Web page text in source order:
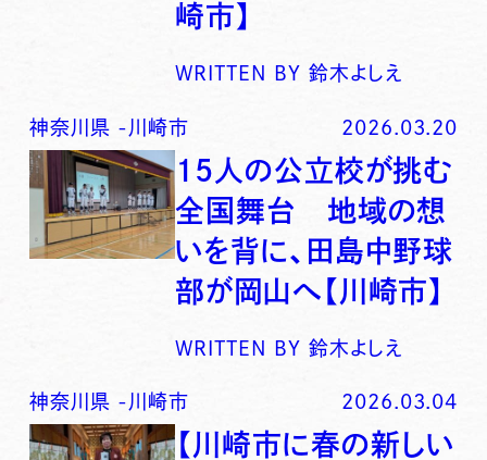
崎市】
WRITTEN BY 鈴木よしえ
神奈川県 - 川崎市 2026.03.20
15人の公立校が挑む
全国舞台 地域の想
いを背に、田島中野球
部が岡山へ【川崎市】
WRITTEN BY 鈴木よしえ
神奈川県 - 川崎市 2026.03.04
【川崎市に春の新しい